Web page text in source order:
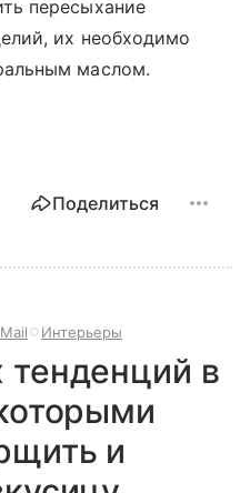
пересыхание
их необходимо
маслом.
Поделиться
Интерьеры
в
и